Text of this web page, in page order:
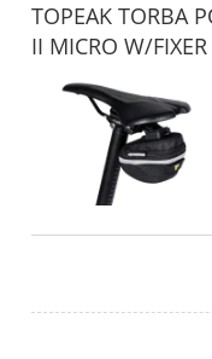
TOPEAK TORBA
II MICRO W/FIXER